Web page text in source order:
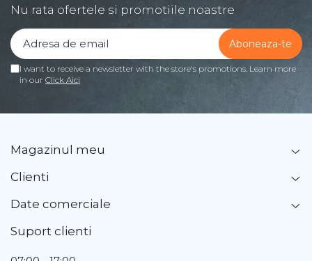
Nu rata ofertele si promotiile noastre
I want to receive a newsletter with the store's promotions. Learn more
in our Click Aici
Magazinul meu
Clienti
Date comerciale
Suport clienti